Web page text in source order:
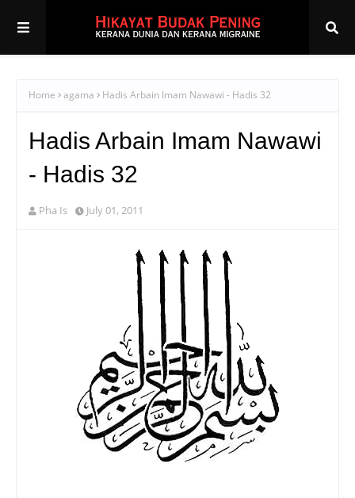
Home agama Hadis Arbain Imam Nawawi - Hadis 32
Hadis Arbain Imam Nawawi
- Hadis 32
Pha Is July 01, 2011